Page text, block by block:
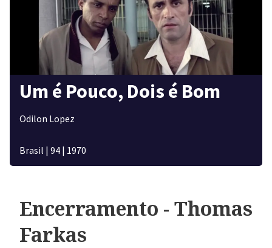
Um é Pouco, Dois é Bom
Odilon Lopez
Brasil | 94 | 1970
Encerramento - Thomas
Farkas